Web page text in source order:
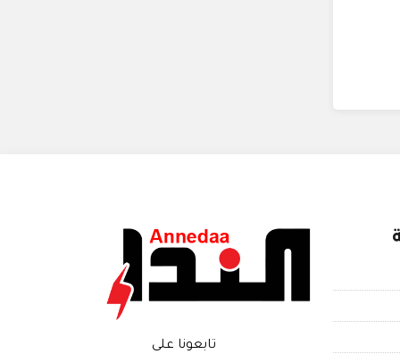
تابعونا على